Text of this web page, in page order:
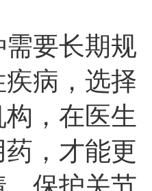
要长期规
病，选择
，在医生
，才能更